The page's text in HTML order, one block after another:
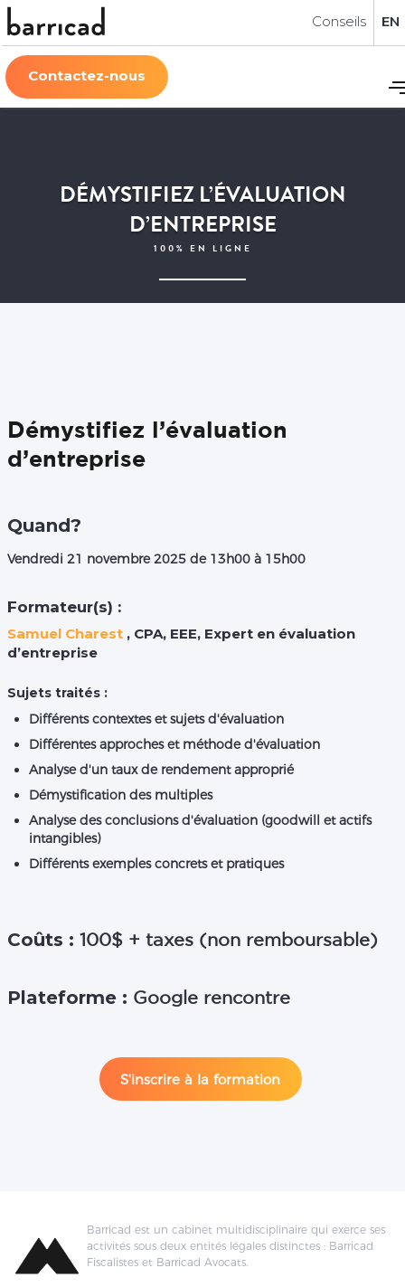
Conseils EN
Contactez-nous
Conseils EN
Contactez-nous
Conseils EN
Contactez-nous
DÉMYSTIFIEZ L’ÉVALUATION
D’ENTREPRISE
100% EN LIGNE
Démystifiez l’évaluation
d’entreprise
Quand?
Vendredi 21 novembre 2025 de 13h00 à 15h00
Formateur(s) :
Samuel Charest , CPA, EEE, Expert en évaluation
d’entreprise
Sujets traités :
Différents contextes et sujets d'évaluation
Différentes approches et méthode d'évaluation
Analyse d'un taux de rendement approprié
Démystification des multiples
Analyse des conclusions d'évaluation (goodwill et actifs
intangibles)
Différents exemples concrets et pratiques
Coûts : 100$ + taxes (non remboursable)
Plateforme : Google rencontre
S'inscrire à la formation
Barricad est un cabinet multidisciplinaire qui exerce ses
activités sous deux entités légales distinctes : Barricad
Fiscalistes et Barricad Avocats.